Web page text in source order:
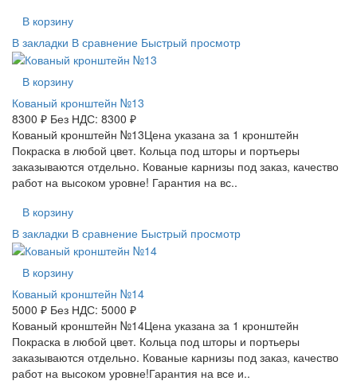
В корзину
В закладки В сравнение Быстрый просмотр
В корзину
Кованый кронштейн №13
8300 ₽ Без НДС: 8300 ₽
Кованый кронштейн №13Цена указана за 1 кронштейн
Покраска в любой цвет. Кольца под шторы и портьеры
заказываются отдельно. Кованые карнизы под заказ, качество
работ на высоком уровне! Гарантия на вс..
В корзину
В закладки В сравнение Быстрый просмотр
В корзину
Кованый кронштейн №14
5000 ₽ Без НДС: 5000 ₽
Кованый кронштейн №14Цена указана за 1 кронштейн
Покраска в любой цвет. Кольца под шторы и портьеры
заказываются отдельно. Кованые карнизы под заказ, качество
работ на высоком уровне!Гарантия на все и..